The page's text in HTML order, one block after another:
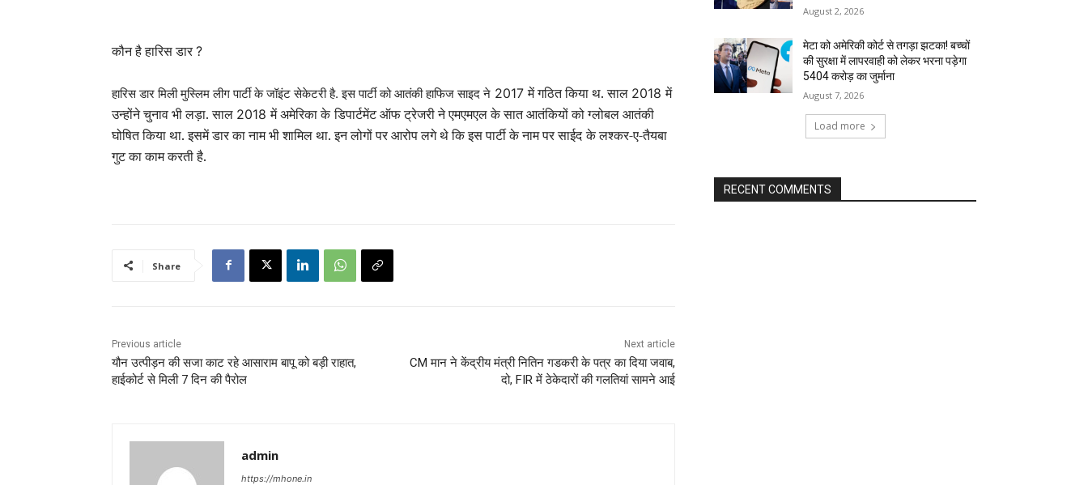
कौन है हारिस डार ?
हारिस डार मिली मुस्लिम लीग पार्टी के जॉइंट सेकेटरी है. इस पार्टी को आतंकी हाफिज साइद ने 2017में गठित किया थ. साल 2018में
उन्होंने चुनाव भी लड़ा. साल 2018में अमेरिका के डिपार्टमेंट ऑफ ट्रेजरी ने एमएमएल के सात आतंकियों को ग्लोबल आतंकी
घोषित किया था. इसमें डार का नाम भी शामिल था. इन लोगों पर आरोप लगे थे कि इस पार्टी के नाम पर साईद के लश्कर-ए-तैयबा
गुट का काम करती है.
Share
Previous article
यौन उत्पीड़न की सजा काट रहे आसाराम बापू को बड़ी राहात,
हाईकोर्ट से मिली 7 दिन की पैरोल
Next article
CM मान ने केंद्रीय मंत्री नितिन गडकरी के पत्र का दिया जवाब,
दो, FIR में ठेकेदारों की गलतियां सामने आई
admin
https://mhone.in
August 2, 2026
मेटा को अमेरिकी कोर्ट से तगड़ा झटका! बच्चों
की सुरक्षा में लापरवाही को लेकर भरना पड़ेगा
₹5404 करोड़ का जुर्माना
August 7, 2026
Load more
RECENT COMMENTS